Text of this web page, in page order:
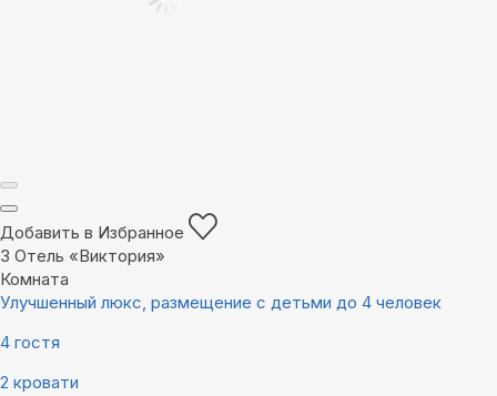
Добавить в Избранное
3 Отель «Виктория»
Комната
Улучшенный люкс, размещение с детьми до 4 человек
4 гостя
2 кровати